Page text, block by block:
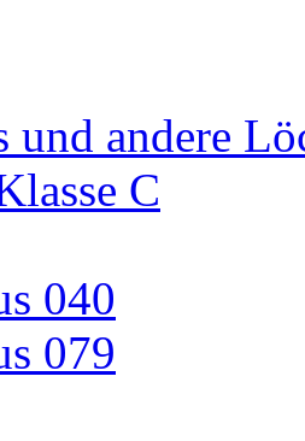
und andere
C
040
079